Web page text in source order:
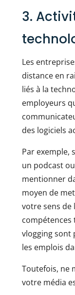
3.
Les
distance en
liés à la
employeurs
des logiciels
Par exemple,
un podcast
mentionner
moyen de
votre sens de
compétences
vlogging
les emplois
Toutefois, ne
votre média